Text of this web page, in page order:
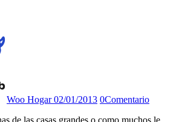
Woo Hogar02/01/2013 0Comentario